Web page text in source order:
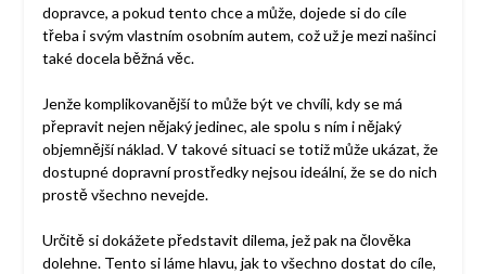
dopravce, a pokud tento chce a může, dojede si do cíle
třeba i svým vlastním osobním autem, což už je mezi našinci
také docela běžná věc.
Jenže komplikovanější to může být ve chvíli, kdy se má
přepravit nejen nějaký jedinec, ale spolu s ním i nějaký
objemnější náklad. V takové situaci se totiž může ukázat, že
dostupné dopravní prostředky nejsou ideální, že se do nich
prostě všechno nevejde.
Určitě si dokážete představit dilema, jež pak na člověka
dolehne. Tento si láme hlavu, jak to všechno dostat do cíle,